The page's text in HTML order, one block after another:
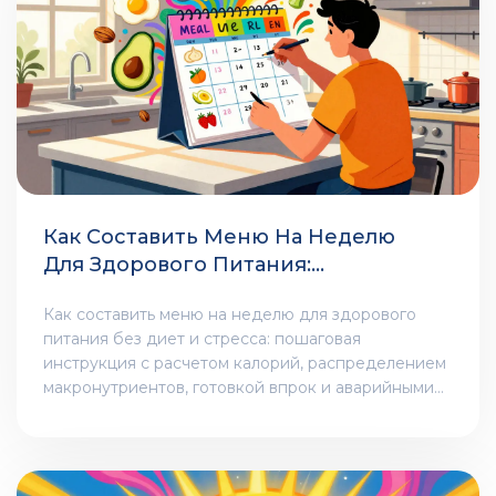
Как Составить Меню На Неделю
Для Здорового Питания:
Как составить меню на неделю для здорового
питания без диет и стресса: пошаговая
инструкция с расчетом калорий, распределением
макронутриентов, готовкой впрок и аварийными